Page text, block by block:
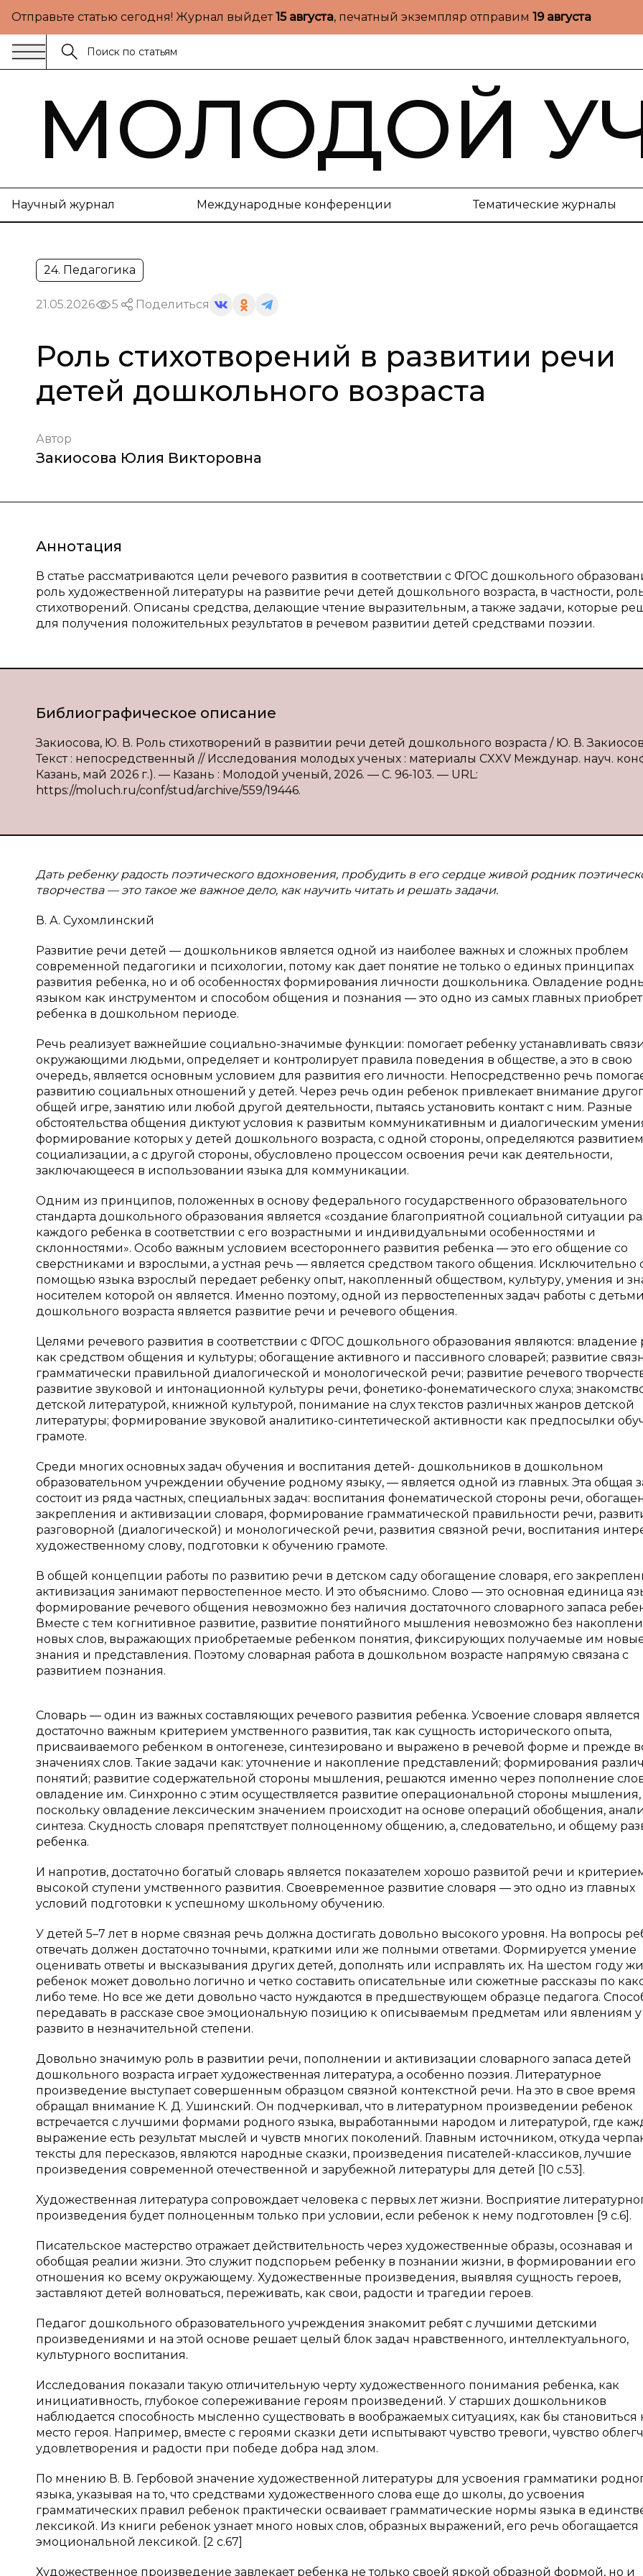
Отправьте статью сегодня! Журнал выйдет15 августа, печатный экземпляр отправим 19 августа
МОЛОДОЙ
Научный журнал Международные конференции Тематические журналы
24. Педагогика
21.05.2026 5 Поделиться
Роль стихотворений в развитии речи
детей дошкольного возраста
Автор
Закиосова Юлия Викторовна
Аннотация
В статье рассматриваются цели речевого развития в соответствии с ФГОС дошкольного
роль художественной литературы на развитие речи детей дошкольного возраста, в частности,
стихотворений. Описаны средства, делающие чтение выразительным, а также задачи, которые
для получения положительных результатов в речевом развитии детей средствами поэзии.
Библиографическое описание
Закиосова, Ю. В. Роль стихотворений в развитии речи детей дошкольного возраста / Ю. В.
Текст : непосредственный // Исследования молодых ученых : материалы CXXV Междунар. науч.
Казань, май 2026 г.). — Казань : Молодой ученый, 2026. — С. 96-103. — URL:
https://moluch.ru/conf/stud/archive/559/19446.
Дать ребенку радость поэтического вдохновения, пробудить в его сердце живой родник
творчества — это такое же важное дело, как научить читать и решать задачи.
В. А. Сухомлинский
Развитие речи детей — дошкольников является одной из наиболее важных и сложных проблем
современной педагогики и психологии, потому как дает понятие не только о единых принципах
развития ребенка, но и об особенностях формирования личности дошкольника. Овладение
языком как инструментом и способом общения и познания — это одно из самых главных
ребенка в дошкольном периоде.
Речь реализует важнейшие социально-значимые функции: помогает ребенку устанавливать
окружающими людьми, определяет и контролирует правила поведения в обществе, а это в свою
очередь, является основным условием для развития его личности. Непосредственно речь
развитию социальных отношений у детей. Через речь один ребенок привлекает внимание
общей игре, занятию или любой другой деятельности, пытаясь установить контакт с ним. Разные
обстоятельства общения диктуют условия к развитым коммуникативным и диалогическим
формирование которых у детей дошкольного возраста, с одной стороны, определяются развитием
социализации, а с другой стороны, обусловлено процессом освоения речи как деятельности,
заключающееся в использовании языка для коммуникации.
Одним из принципов, положенных в основу федерального государственного образовательного
стандарта дошкольного образования является «создание благоприятной социальной ситуации
каждого ребенка в соответствии с его возрастными и индивидуальными особенностями и
склонностями». Особо важным условием всестороннего развития ребенка — это его общение со
сверстниками и взрослыми, а устная речь — является средством такого общения. Исключительно
помощью языка взрослый передает ребенку опыт, накопленный обществом, культуру, умения и
носителем которой он является. Именно поэтому, одной из первостепенных задач работы с детьми
дошкольного возраста является развитие речи и речевого общения.
Целями речевого развития в соответствии с ФГОС дошкольного образования являются: владение
как средством общения и культуры; обогащение активного и пассивного словарей; развитие
грамматически правильной диалогической и монологической речи; развитие речевого
развитие звуковой и интонационной культуры речи, фонетико-фонематического слуха;
детской литературой, книжной культурой, понимание на слух текстов различных жанров детской
литературы; формирование звуковой аналитико-синтетической активности как предпосылки
грамоте.
Среди многих основных задач обучения и воспитания детей- дошкольников в дошкольном
образовательном учреждении обучение родному языку, — является одной из главных. Эта общая
состоит из ряда частных, специальных задач: воспитания фонематической стороны речи,
закрепления и активизации словаря, формирование грамматической правильности речи,
разговорной (диалогической) и монологической речи, развития связной речи, воспитания
художественному слову, подготовки к обучению грамоте.
В общей концепции работы по развитию речи в детском саду обогащение словаря, его
активизация занимают первостепенное место. И это объяснимо. Слово — это основная единица
формирование речевого общения невозможно без наличия достаточного словарного запаса
Вместе с тем когнитивное развитие, развитие понятийного мышления невозможно без
новых слов, выражающих приобретаемые ребенком понятия, фиксирующих получаемые им
знания и представления. Поэтому словарная работа в дошкольном возрасте напрямую связана с
развитием познания.
Словарь — один из важных составляющих речевого развития ребенка. Усвоение словаря является
достаточно важным критерием умственного развития, так как сущность исторического опыта,
присваиваемого ребенком в онтогенезе, синтезировано и выражено в речевой форме и прежде
значениях слов. Такие задачи как: уточнение и накопление представлений; формирования
понятий; развитие содержательной стороны мышления, решаются именно через пополнение
овладение им. Синхронно с этим осуществляется развитие операциональной стороны мышления,
поскольку овладение лексическим значением происходит на основе операций обобщения,
синтеза. Скудность словаря препятствует полноценному общению, а, следовательно, и общему
ребенка.
И напротив, достаточно богатый словарь является показателем хорошо развитой речи и
высокой ступени умственного развития. Своевременное развитие словаря — это одно из главных
условий подготовки к успешному школьному обучению.
У детей 5–7 лет в норме связная речь должна достигать довольно высокого уровня. На вопросы
отвечать должен достаточно точными, краткими или же полными ответами. Формируется умение
оценивать ответы и высказывания других детей, дополнять или исправлять их. На шестом году
ребенок может довольно логично и четко составить описательные или сюжетные рассказы по
либо теме. Но все же дети довольно часто нуждаются в предшествующем образце педагога.
передавать в рассказе свое эмоциональную позицию к описываемым предметам или явлениям
развито в незначительной степени.
Довольно значимую роль в развитии речи, пополнении и активизации словарного запаса детей
дошкольного возраста играет художественная литература, а особенно поэзия. Литературное
произведение выступает совершенным образцом связной контекстной речи. На это в свое время
обращал внимание К. Д. Ушинский. Он подчеркивал, что в литературном произведении ребенок
встречается с лучшими формами родного языка, выработанными народом и литературой, где
выражение есть результат мыслей и чувств многих поколений. Главным источником, откуда
тексты для пересказов, являются народные сказки, произведения писателей-классиков, лучшие
произведения современной отечественной и зарубежной литературы для детей [10 с.53].
Художественная литература сопровождает человека с первых лет жизни. Восприятие
произведения будет полноценным только при условии, если ребенок к нему подготовлен [9 с.6].
Писательское мастерство отражает действительность через художественные образы, осознавая и
обобщая реалии жизни. Это служит подспорьем ребенку в познании жизни, в формировании его
отношения ко всему окружающему. Художественные произведения, выявляя сущность героев,
заставляют детей волноваться, переживать, как свои, радости и трагедии героев.
Педагог дошкольного образовательного учреждения знакомит ребят с лучшими детскими
произведениями и на этой основе решает целый блок задач нравственного, интеллектуального,
культурного воспитания.
Исследования показали такую отличительную черту художественного понимания ребенка, как
инициативность, глубокое сопереживание героям произведений. У старших дошкольников
наблюдается способность мысленно существовать в воображаемых ситуациях, как бы становиться
место героя. Например, вместе с героями сказки дети испытывают чувство тревоги, чувство
удовлетворения и радости при победе добра над злом.
По мнению В. В. Гербовой значение художественной литературы для усвоения грамматики
языка, указывая на то, что средствами художественного слова еще до школы, до усвоения
грамматических правил ребенок практически осваивает грамматические нормы языка в
лексикой. Из книги ребенок узнает много новых слов, образных выражений, его речь обогащается
эмоциональной лексикой. [2 с.67]
Художественное произведение завлекает ребенка не только своей яркой образной формой, но и